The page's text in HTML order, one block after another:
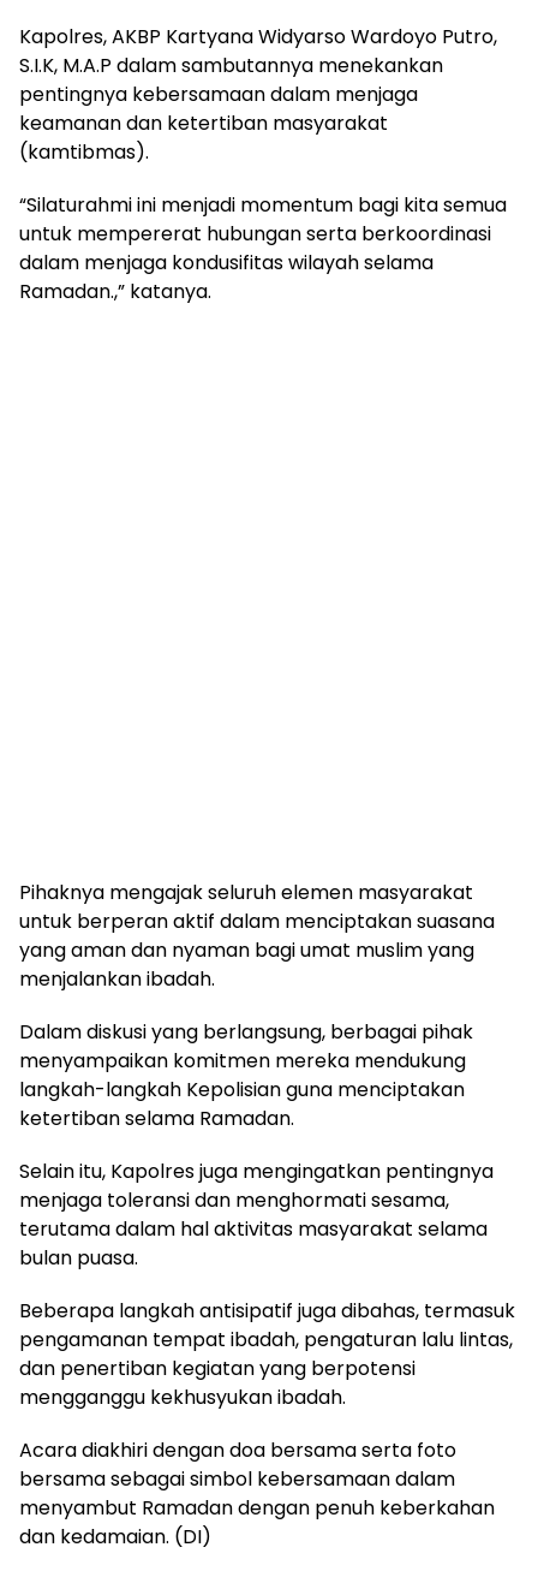
Kapolres, AKBP Kartyana Widyarso Wardoyo Putro,
S.I.K, M.A.P dalam sambutannya menekankan
pentingnya kebersamaan dalam menjaga
keamanan dan ketertiban masyarakat
(kamtibmas).
“Silaturahmi ini menjadi momentum bagi kita semua
untuk mempererat hubungan serta berkoordinasi
dalam menjaga kondusifitas wilayah selama
Ramadan.,” katanya.
Pihaknya mengajak seluruh elemen masyarakat
untuk berperan aktif dalam menciptakan suasana
yang aman dan nyaman bagi umat muslim yang
menjalankan ibadah.
Dalam diskusi yang berlangsung, berbagai pihak
menyampaikan komitmen mereka mendukung
langkah-langkah Kepolisian guna menciptakan
ketertiban selama Ramadan.
Selain itu, Kapolres juga mengingatkan pentingnya
menjaga toleransi dan menghormati sesama,
terutama dalam hal aktivitas masyarakat selama
bulan puasa.
Beberapa langkah antisipatif juga dibahas, termasuk
pengamanan tempat ibadah, pengaturan lalu lintas,
dan penertiban kegiatan yang berpotensi
mengganggu kekhusyukan ibadah.
Acara diakhiri dengan doa bersama serta foto
bersama sebagai simbol kebersamaan dalam
menyambut Ramadan dengan penuh keberkahan
dan kedamaian. (DI)